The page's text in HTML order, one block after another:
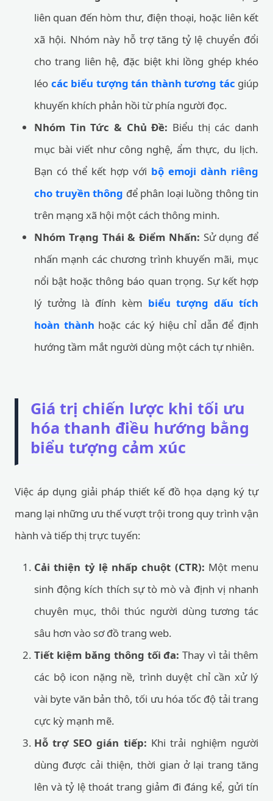
liên quan đến hòm thư, điện thoại, hoặc liên kết
xã hội. Nhóm này hỗ trợ tăng tỷ lệ chuyển đổi
cho trang liên hệ, đặc biệt khi lồng ghép khéo
léo các biểu tượng tán thành tương tác giúp
khuyến khích phản hồi từ phía người đọc.
Nhóm Tin Tức & Chủ Đề: Biểu thị các danh
mục bài viết như công nghệ, ẩm thực, du lịch.
Bạn có thể kết hợp với bộ emoji dành riêng
cho truyền thông để phân loại luồng thông tin
trên mạng xã hội một cách thông minh.
Nhóm Trạng Thái & Điểm Nhấn: Sử dụng để
nhấn mạnh các chương trình khuyến mãi, mục
nổi bật hoặc thông báo quan trọng. Sự kết hợp
lý tưởng là đính kèm biểu tượng dấu tích
hoàn thành hoặc các ký hiệu chỉ dẫn để định
hướng tầm mắt người dùng một cách tự nhiên.
Giá trị chiến lược khi tối ưu
hóa thanh điều hướng bằng
biểu tượng cảm xúc
Việc áp dụng giải pháp thiết kế đồ họa dạng ký tự
mang lại những ưu thế vượt trội trong quy trình vận
hành và tiếp thị trực tuyến:
Cải thiện tỷ lệ nhấp chuột (CTR): Một menu
sinh động kích thích sự tò mò và định vị nhanh
chuyên mục, thôi thúc người dùng tương tác
sâu hơn vào sơ đồ trang web.
Tiết kiệm băng thông tối đa: Thay vì tải thêm
các bộ icon nặng nề, trình duyệt chỉ cần xử lý
vài byte văn bản thô, tối ưu hóa tốc độ tải trang
cực kỳ mạnh mẽ.
Hỗ trợ SEO gián tiếp: Khi trải nghiệm người
dùng được cải thiện, thời gian ở lại trang tăng
lên và tỷ lệ thoát trang giảm đi đáng kể, gửi tín